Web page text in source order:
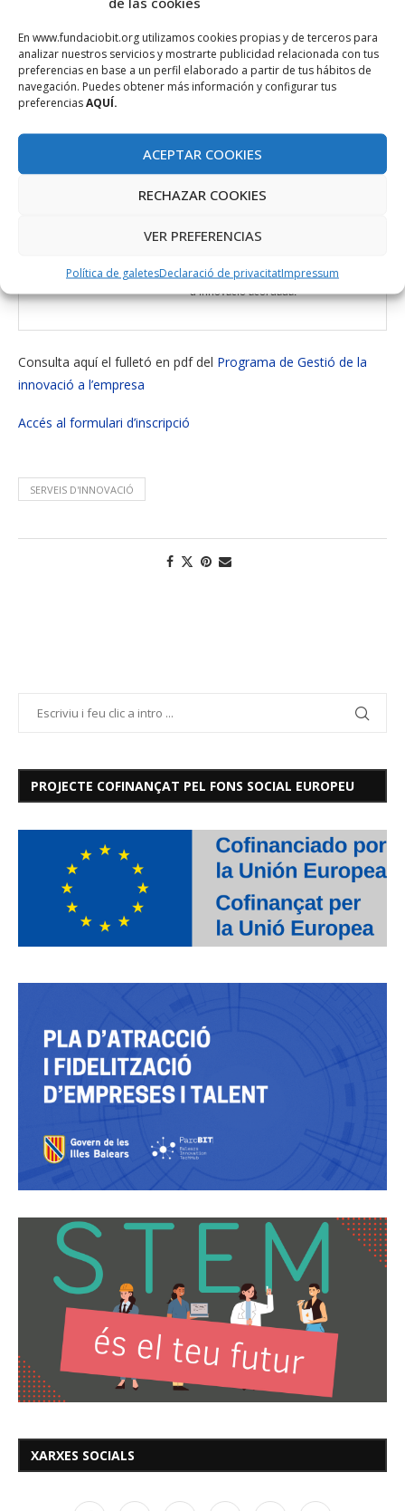
En www.fundaciobit.org utilizamos cookies propias y de terceros para
analizar nuestros servicios y mostrarte publicidad relacionada con tus
preferencias en base a un perfil elaborado a partir de tus hábitos de
navegación. Puedes obtener más información y configurar tus
preferenciasAQUÍ.
ACEPTAR COOKIES
RECHAZAR COOKIES
VER PREFERENCIAS
Política de galetesDeclaració de privacitatImpressum
16/11 –
9h-11h
estudiades en anteriors sessions,
amb el consultor una fulla de ruta
d’activitats en línia a l’estratègia
d’innovació acordada.
Consulta aquí el fulletó en pdf del Programa de Gestió de la
innovació a l’empresa
Accés al formulari d’inscripció
SERVEIS D'INNOVACIÓ
PROJECTE COFINANÇAT PEL FONS SOCIAL EUROPEU
XARXES SOCIALS